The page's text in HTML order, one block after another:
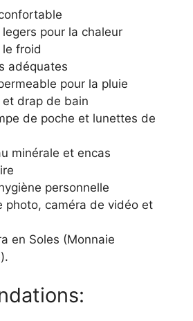
pour la chaleur
froid
adéquates
pour la pluie
drap de bain
de poche et lunettes de
minérale et encas
personnelle
photo, caméra de vidéo et
en Soles (Monnaie